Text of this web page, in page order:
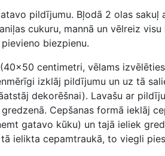
pildījumu. Bļodā 2 olas sakuļ
cukuru, mannā un vēlreiz
biezpienu.
centimetri, vēlams
izklāj pildījumu un uz tā
dekorēšnai). Lavašu ar
Cepšanas formā ieklāj
gatavo kūku) un tajā ieliek
ielikta cepamtraukā, to viegli